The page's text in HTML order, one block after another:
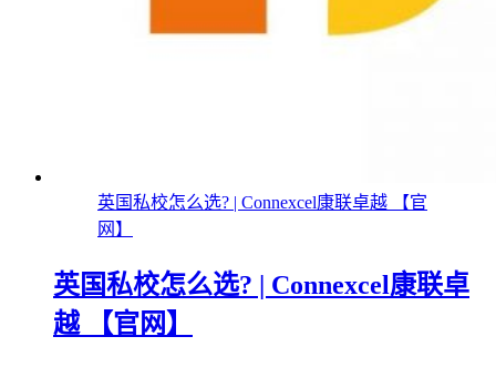
英国私校怎么选? | Connexcel康联卓越 【官
网】
英国私校怎么选? | Connexcel康联卓
越 【官网】